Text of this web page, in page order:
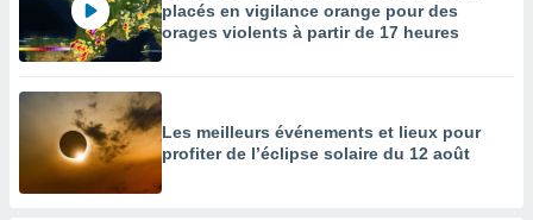
placés en vigilance orange pour des
orages violents à partir de 17 heures
Les meilleurs événements et lieux pour
profiter de l’éclipse solaire du 12 août